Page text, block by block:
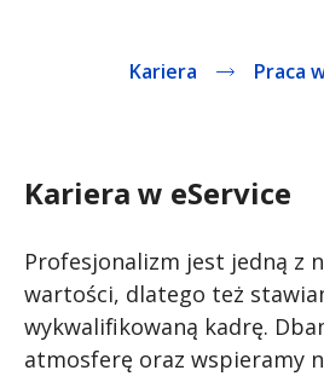
Kariera Praca
Kariera w eService
Profesjonalizm jest jedną z
wartości, dlatego też
wykwalifikowaną kadrę.
atmosferę oraz wspieramy